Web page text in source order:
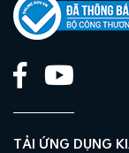
TẢI ỨNG DỤNG